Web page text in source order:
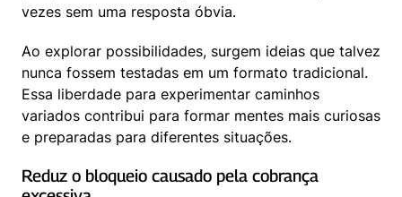
vezes sem uma resposta óbvia.
Ao explorar possibilidades, surgem ideias que talvez
nunca fossem testadas em um formato tradicional.
Essa liberdade para experimentar caminhos
variados contribui para formar mentes mais curiosas
e preparadas para diferentes situações.
Reduz o bloqueio causado pela cobrança